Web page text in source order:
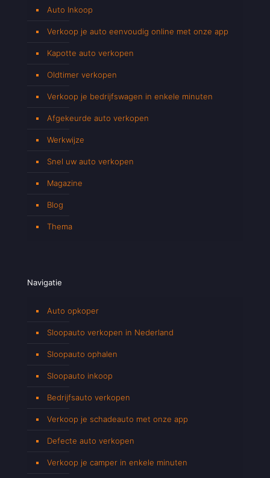
Auto Inkoop
Verkoop je auto eenvoudig online met onze app
Kapotte auto verkopen
Oldtimer verkopen
Verkoop je bedrijfswagen in enkele minuten
Afgekeurde auto verkopen
Werkwijze
Snel uw auto verkopen
Magazine
Blog
Thema
Navigatie
Auto opkoper
Sloopauto verkopen in Nederland
Sloopauto ophalen
Sloopauto inkoop
Bedrijfsauto verkopen
Verkoop je schadeauto met onze app
Defecte auto verkopen
Verkoop je camper in enkele minuten